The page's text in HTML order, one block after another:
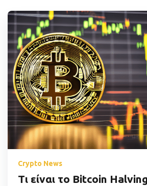
Crypto News
Τι είναι το Bitcoin Halving